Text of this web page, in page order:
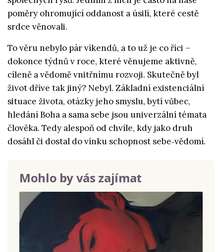
poměry ohromující oddanost a úsilí, které cestě
srdce věnovali.
To věru nebylo pár víkendů, a to už je co říci –
dokonce týdnů v roce, které věnujeme aktivně,
cíleně a vědomě vnitřnímu rozvoji. Skutečně byl
život dříve tak jiný? Nebyl. Základní existenciální
situace života, otázky jeho smyslu, bytí vůbec,
hledání Boha a sama sebe jsou univerzální témata
člověka. Tedy alespoň od chvíle, kdy jako druh
dosáhl či dostal do vínku schopnost sebe‑vědomí.
Mohlo by vás zajímat